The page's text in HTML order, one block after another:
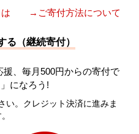
→ご寄付方法について
る（継続寄付）
、毎月500円からの寄付で
」になろう!
い。クレジット決済に進みま